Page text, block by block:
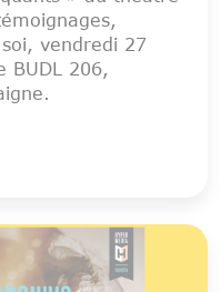
vendredi 27
BUDL 206,